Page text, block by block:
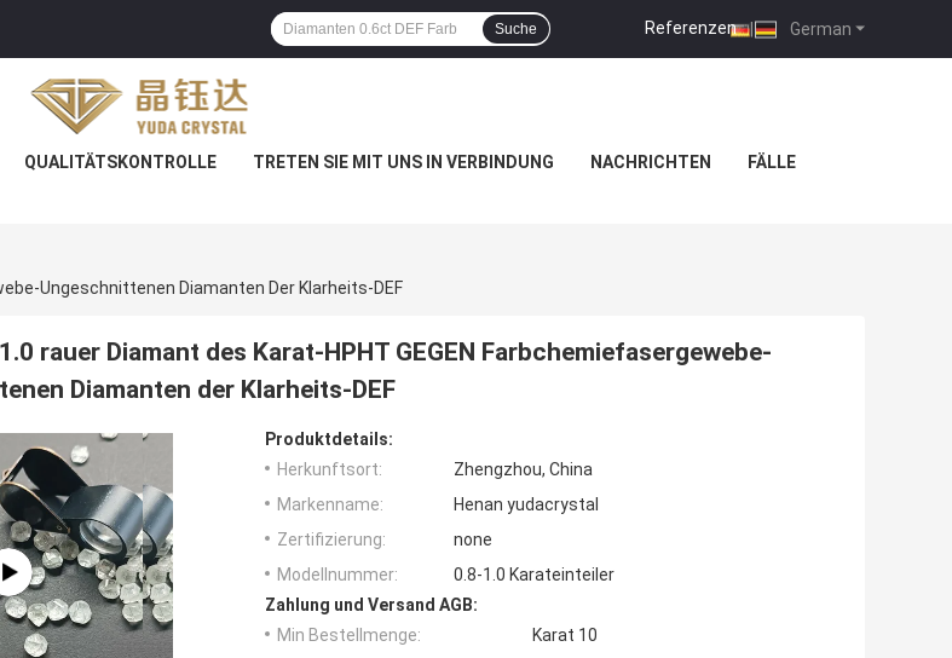
German
Referenzen |
Suche
QUALITÄTSKONTROLLE TRETEN SIE MIT UNS IN VERBINDUNG NACHRICHTEN FÄLLE
Ungeschnittenen Diamanten Der Klarheits-DEF
rauer Diamant des Karat-HPHT GEGEN Farbchemiefasergewebe-
Diamanten der Klarheits-DEF
Produktdetails:
Herkunftsort:
Zhengzhou, China
Markenname:
Henan yudacrystal
Zertifizierung:
none
Modellnummer:
0.8-1.0 Karateinteiler
Zahlung und Versand AGB:
Min Bestellmenge:
Karat 10